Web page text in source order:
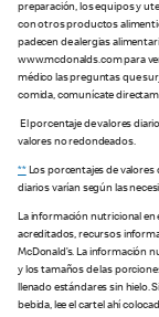
preparación, los equipos y
con otros productos
padecen de alergias
www.mcdonalds.com para
médico las preguntas que
comida, comunícate
El porcentaje de valores
valores no redondeados.
**Los porcentajes de valores
diarios varían según las
La información nutricional en
acreditados, recursos
McDonald’s. La información
y los tamaños de las
llenado estándares sin hielo.
bebida, lee el cartel ahí